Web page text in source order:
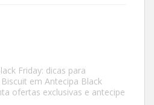
Friday: dicas para
em Antecipa Black
ofertas exclusivas e antecipe